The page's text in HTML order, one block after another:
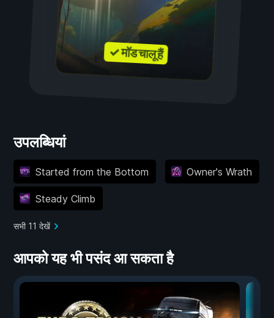
✓ मॉड चालू हैं
उपलब्धियां
Started from the Bottom Owner's Wrath
Steady Climb
सभी 11 देखें
आपको यह भी पसंद आ सकता है